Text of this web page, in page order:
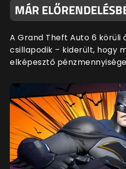
MÁR
A Grand Theft Auto 6
csillapodik – kiderült, hogy
elképesztő